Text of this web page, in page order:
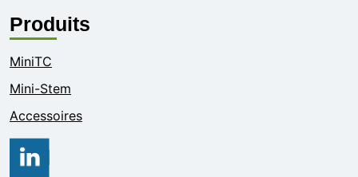
Produits
MiniTC
Mini-Stem
Accessoires